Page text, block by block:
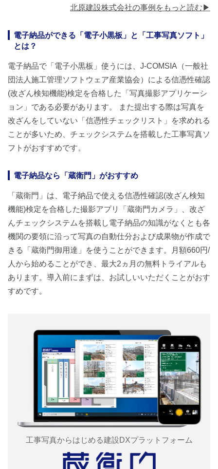
北原建設株式会社の事例をもっと読む▶︎
電子納品ができる「電子小黒板」と「工事写真ソフト」
とは？
電子納品で「電子小黒板」使うには、J-COMSIA（一般社
団法人施工管理ソフトウェア産業協会）による信憑性確認
(改ざん検知機能)検定を合格した「写真撮影アプリケーシ
ョン」である必要があります。 また提出する際は写真を
改ざんをしていない「信憑性チェックリスト」を求めれる
ことが多いため、チェックシステムを搭載した工事写真ソ
フトがおすすめです。
電子納品なら「蔵衛門」がおすすめ
「蔵衛門」は、電子納品で使える信憑性確認(改ざん検知
機能)検定を合格した撮影アプリ「蔵衛門カメラ」、改ざ
んチェックシステムを搭載し電子納品の知識がなくとも各
機関の要領に沿って写真の自動仕分および成果物が作成で
きる「蔵衛門御用達」を使うことができます。月額660円/
人から始めることができ、最大2ヵ月の無料トライアルも
あります。導入前にまずは、お試しいいただくことがおす
すめです。
工事写真からはじめる建設DXプラットフォーム